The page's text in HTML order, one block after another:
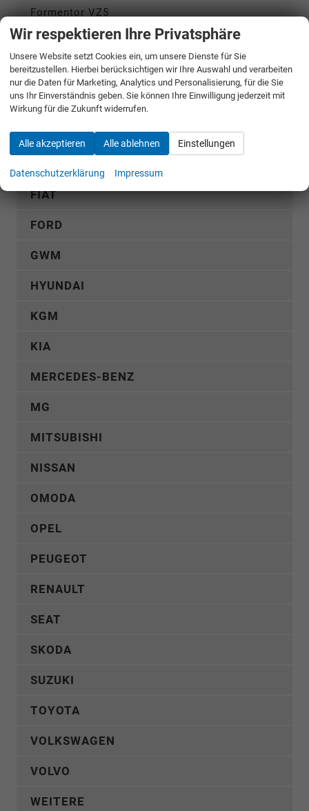
Formentor VZ5
Leon
Leon Sportstourer
Raval
Tavascan
Terramar
FIAT
FORD
GWM
HYUNDAI
KGM
KIA
MERCEDES-BENZ
MG
MITSUBISHI
NISSAN
OMODA
OPEL
PEUGEOT
RENAULT
SEAT
SKODA
SUZUKI
TOYOTA
VOLKSWAGEN
VOLVO
WEITERE
Wir respektieren Ihre Privatsphäre
Unsere Website setzt Cookies ein, um unsere Dienste für Sie
bereitzustellen. Hierbei berücksichtigen wir Ihre Auswahl und verarbeiten
nur die Daten für Marketing, Analytics und Personalisierung, für die Sie
uns Ihr Einverständnis geben. Sie können Ihre Einwilligung jederzeit mit
Wirkung für die Zukunft widerrufen.
Alle akzeptieren Alle ablehnen Einstellungen
Datenschutzerklärung Impressum